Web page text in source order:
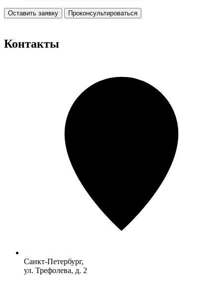
Оставить заявку Проконсультироваться
Контакты
Санкт-Петербург,
ул. Трефолева, д. 2